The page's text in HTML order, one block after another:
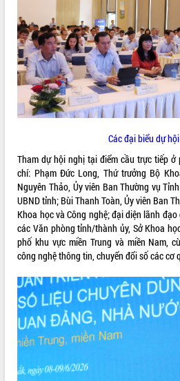
QUY HOẠCH - KẾ HOẠCH
VIDEO
Loading the player...
Hội nghị UBND tỉnh Đắk Lắk thường kỳ
tháng 7/2026
Các đại biểu dự
Tham dự hội nghị tại điểm cầu trực tiếp ở
chí: Phạm Đức Long, Thứ trưởng Bộ
Nguyên Thảo, Ủy viên Ban Thường vụ
UBND tỉnh; Bùi Thanh Toàn, Ủy viên Ban
Khoa học và Công nghệ; đại diện lãnh
các Văn phòng tỉnh/thành ủy, Sở Khoa
phố khu vực miền Trung và miền Nam,
công nghệ thông tin, chuyển đổi số các cơ